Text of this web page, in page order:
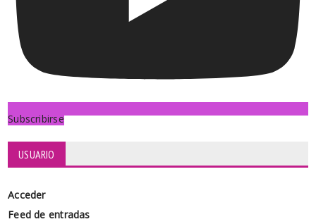
Subscribirse
USUARIO
Acceder
Feed de entradas